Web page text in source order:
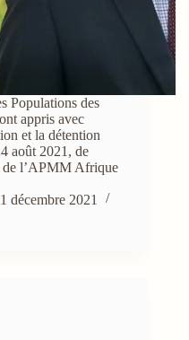
Populations des
appris avec
et la détention
août 2021, de
de l’APMM Afrique
1 décembre 2021